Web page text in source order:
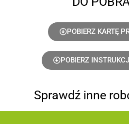
POBIERZ KARTĘ
POBIERZ
Sprawdź inne